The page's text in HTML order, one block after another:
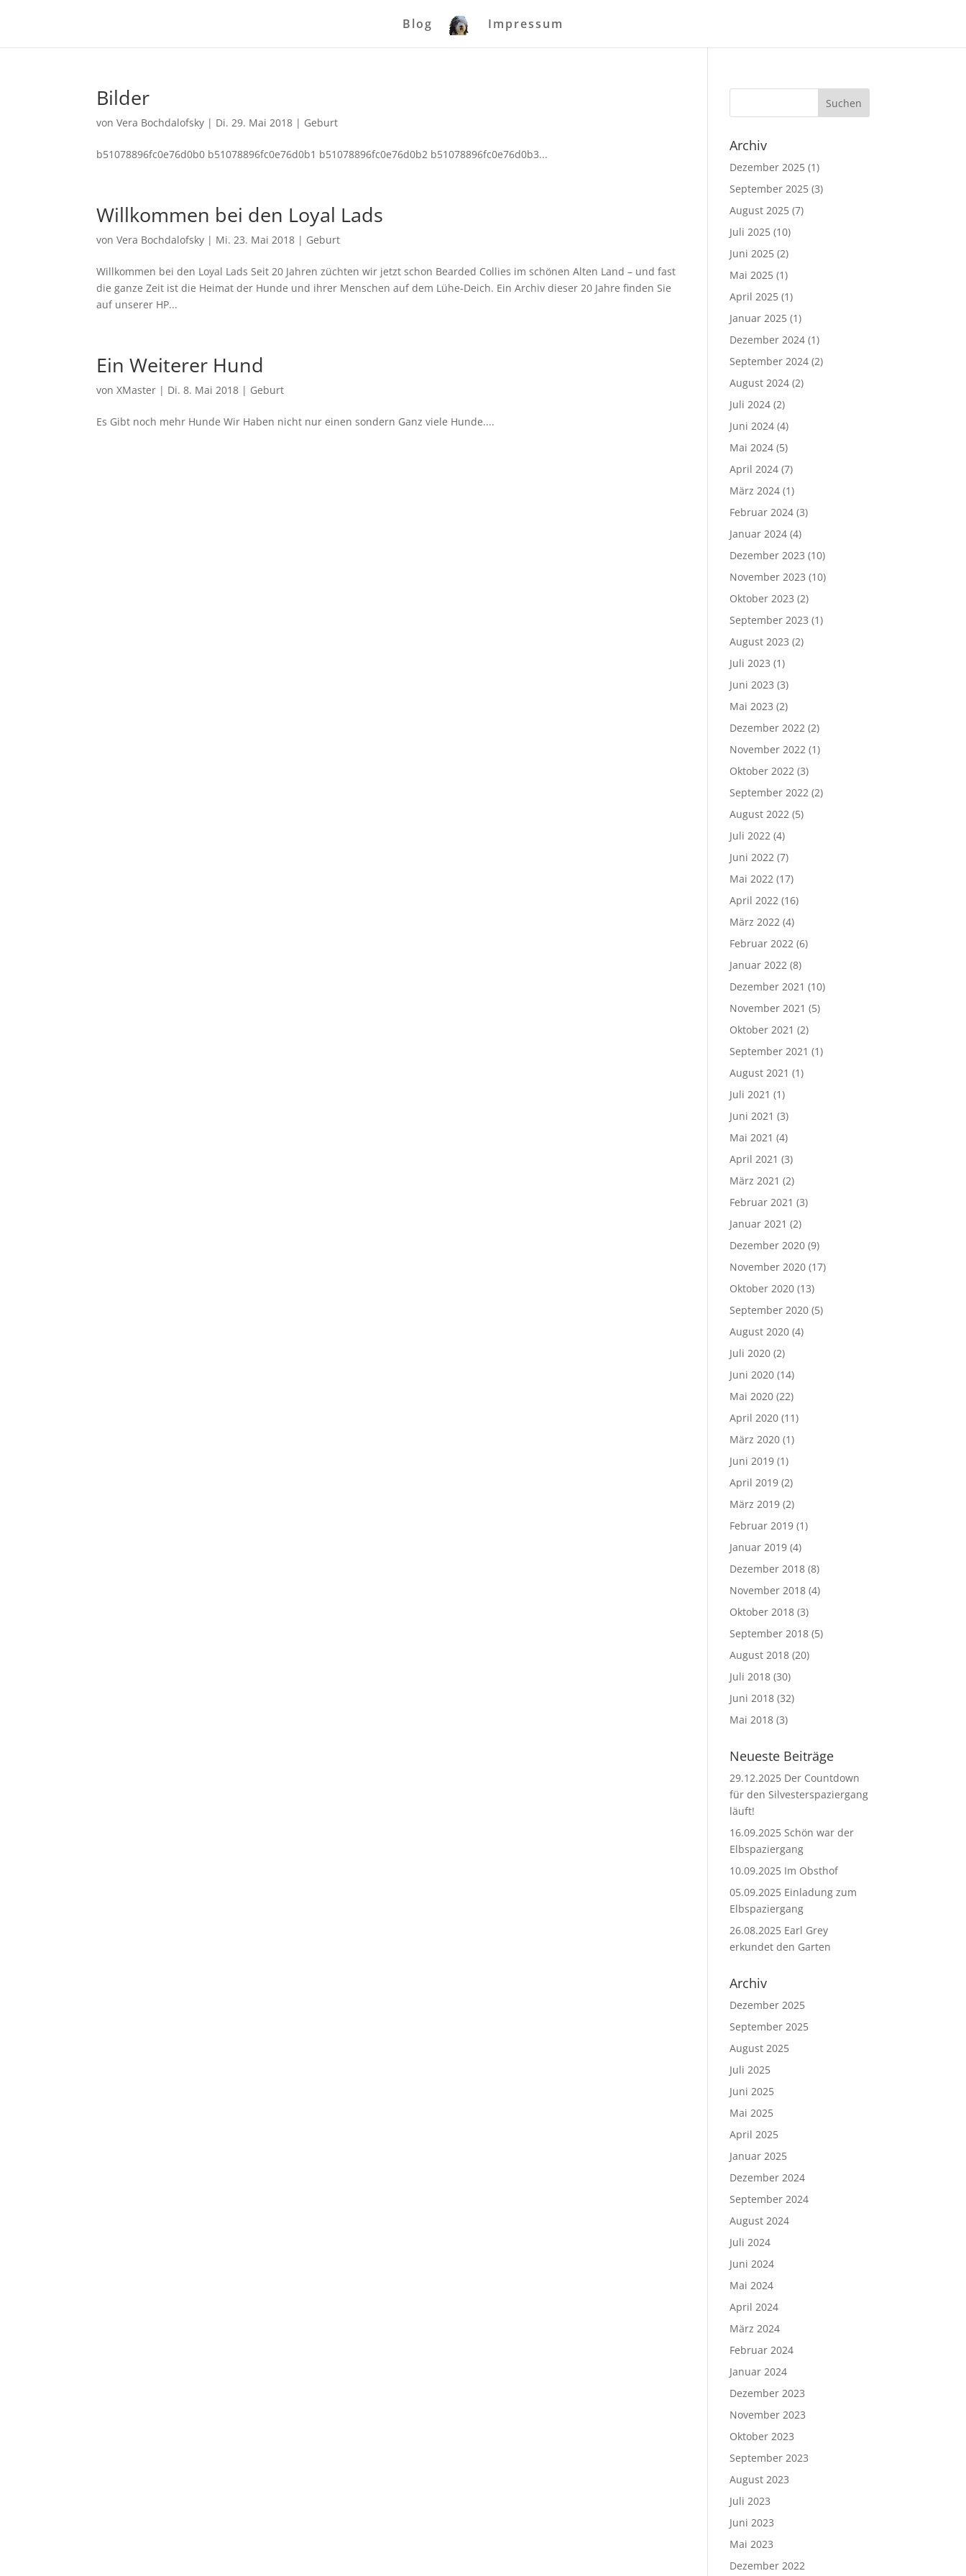
Blog Impressum
Bilder
vonVera Bochdalofsky | Di. 29. Mai 2018 | Geburt
b51078896fc0e76d0b0 b51078896fc0e76d0b1 b51078896fc0e76d0b2 b51078896fc0e76d0b3...
Willkommen bei den Loyal Lads
vonVera Bochdalofsky | Mi. 23. Mai 2018 | Geburt
Willkommen bei den Loyal Lads Seit 20 Jahren züchten wir jetzt schon Bearded Collies im schönen Alten Land – und fast
die ganze Zeit ist die Heimat der Hunde und ihrer Menschen auf dem Lühe-Deich. Ein Archiv dieser 20 Jahre finden Sie
auf unserer HP...
Ein Weiterer Hund
vonXMaster | Di. 8. Mai 2018 | Geburt
Es Gibt noch mehr Hunde Wir Haben nicht nur einen sondern Ganz viele Hunde....
Archiv
Dezember 2025 (1)
September 2025 (3)
August 2025 (7)
Juli 2025 (10)
Juni 2025 (2)
Mai 2025 (1)
April 2025 (1)
Januar 2025 (1)
Dezember 2024 (1)
September 2024 (2)
August 2024 (2)
Juli 2024 (2)
Juni 2024 (4)
Mai 2024 (5)
April 2024 (7)
März 2024 (1)
Februar 2024 (3)
Januar 2024 (4)
Dezember 2023 (10)
November 2023 (10)
Oktober 2023 (2)
September 2023 (1)
August 2023 (2)
Juli 2023 (1)
Juni 2023 (3)
Mai 2023 (2)
Dezember 2022 (2)
November 2022 (1)
Oktober 2022 (3)
September 2022 (2)
August 2022 (5)
Juli 2022 (4)
Juni 2022 (7)
Mai 2022 (17)
April 2022 (16)
März 2022 (4)
Februar 2022 (6)
Januar 2022 (8)
Dezember 2021 (10)
November 2021 (5)
Oktober 2021 (2)
September 2021 (1)
August 2021 (1)
Juli 2021 (1)
Juni 2021 (3)
Mai 2021 (4)
April 2021 (3)
März 2021 (2)
Februar 2021 (3)
Januar 2021 (2)
Dezember 2020 (9)
November 2020 (17)
Oktober 2020 (13)
September 2020 (5)
August 2020 (4)
Juli 2020 (2)
Juni 2020 (14)
Mai 2020 (22)
April 2020 (11)
März 2020 (1)
Juni 2019 (1)
April 2019 (2)
März 2019 (2)
Februar 2019 (1)
Januar 2019 (4)
Dezember 2018 (8)
November 2018 (4)
Oktober 2018 (3)
September 2018 (5)
August 2018 (20)
Juli 2018 (30)
Juni 2018 (32)
Mai 2018 (3)
Neueste Beiträge
29.12.2025 Der Countdown
für den Silvesterspaziergang
läuft!
16.09.2025 Schön war der
Elbspaziergang
10.09.2025 Im Obsthof
05.09.2025 Einladung zum
Elbspaziergang
26.08.2025 Earl Grey
erkundet den Garten
Archiv
Dezember 2025
September 2025
August 2025
Juli 2025
Juni 2025
Mai 2025
April 2025
Januar 2025
Dezember 2024
September 2024
August 2024
Juli 2024
Juni 2024
Mai 2024
April 2024
März 2024
Februar 2024
Januar 2024
Dezember 2023
November 2023
Oktober 2023
September 2023
August 2023
Juli 2023
Juni 2023
Mai 2023
Dezember 2022